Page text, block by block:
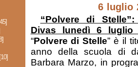
6 luglio
“Polvere di
Divas lunedì 6 luglio
“Polvere di Stelle” è il
anno della scuola di
Barbara Marzo, in